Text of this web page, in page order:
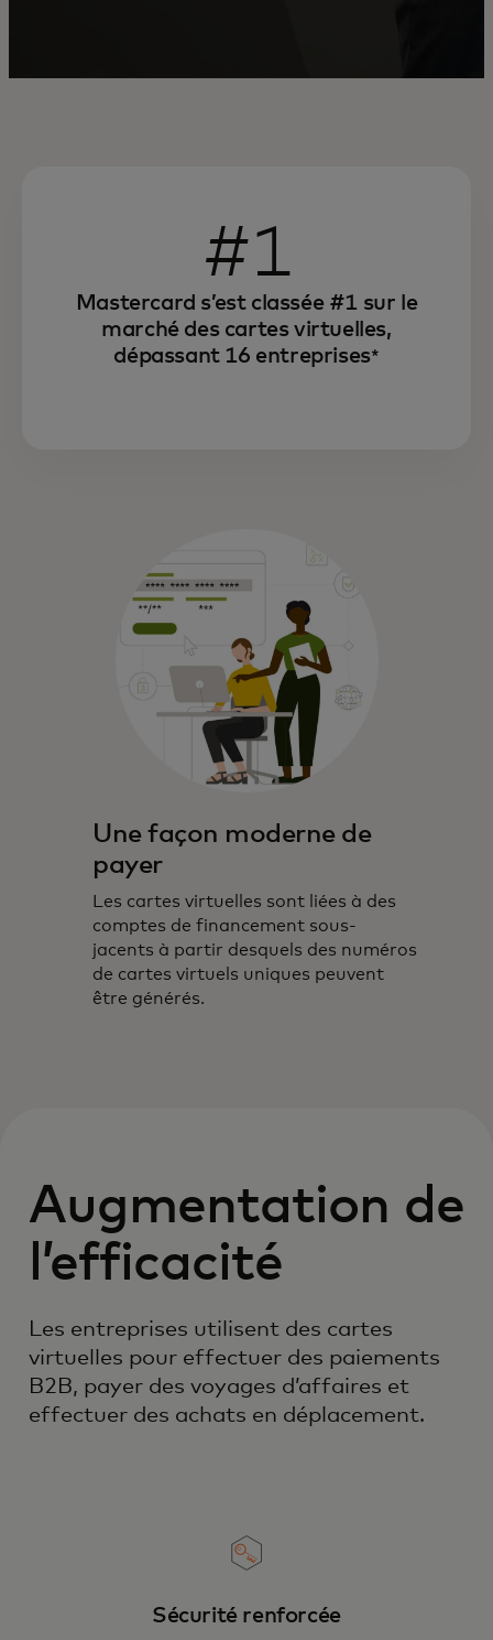
#1
Mastercard s’est classée #1 sur le
marché des cartes virtuelles,
dépassant 16 entreprises*
Une façon moderne de
payer
Les cartes virtuelles sont liées à des
comptes de financement sous-
jacents à partir desquels des numéros
de cartes virtuels uniques peuvent
être générés.
Augmentation de
l’efficacité
Les entreprises utilisent des cartes
virtuelles pour effectuer des paiements
B2B, payer des voyages d’affaires et
effectuer des achats en déplacement.
Sécurité renforcée